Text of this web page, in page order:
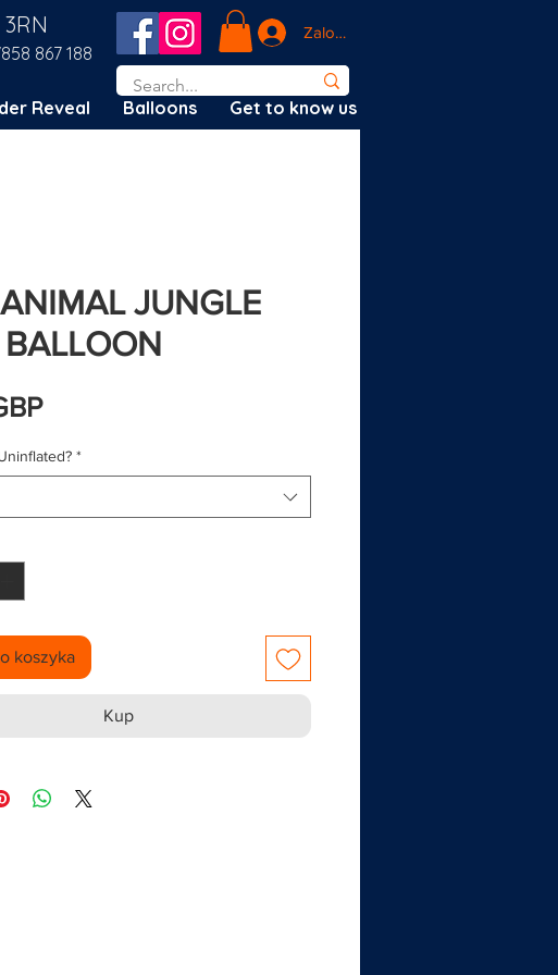
867 188
Zaloguj się
Reveal Balloons Get to know us
JUNGLE
Cena
*
koszyka
Kup